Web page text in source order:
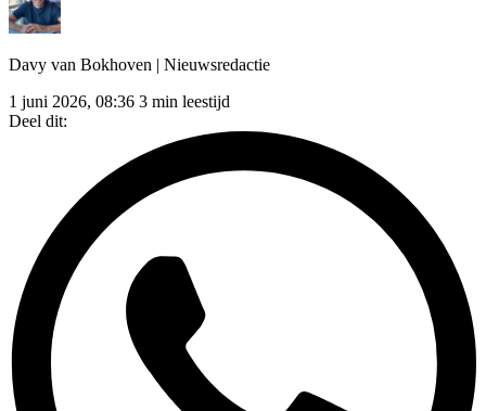
Davy van Bokhoven | Nieuwsredactie
1 juni 2026, 08:36 3 min leestijd
Deel dit: